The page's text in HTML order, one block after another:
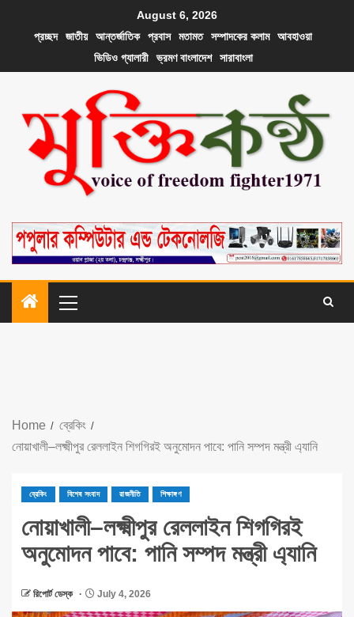
August 6, 2026
প্রচ্ছদ
জাতীয় আন্তর্জাতিক প্রবাস মতামত সম্পাদকের কলাম
আবহাওয়া
ভিডিও গ্যালারী
ভ্রমণ বাংলাদেশ সারাবাংলা
Home
ব্রেকিং
নোয়াখালী–লক্ষ্মীপুর রেললাইন শিগগিরই অনুমোদন পাবে: পানি সম্পদ মন্ত্রী এ্যানি
ব্রেকিং বিশেষ সংবাদ রাজনীতি শিক্ষাঙ্গণ
নোয়াখালী–লক্ষ্মীপুর রেললাইন শিগগিরই
অনুমোদন পাবে: পানি সম্পদ মন্ত্রী এ্যানি
রিপোর্ট ডেস্ক July 4, 2026